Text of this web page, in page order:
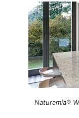
Naturamia®